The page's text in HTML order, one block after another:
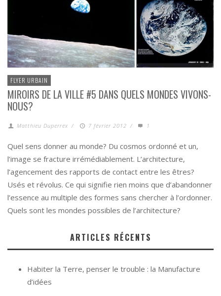
FLYER URBAIN
MIROIRS DE LA VILLE #5 DANS QUELS MONDES VIVONS-
NOUS?
Matthieu Duperrex / 7 février 2012 / 1
Quel sens donner au monde? Du cosmos ordonné et un,
l’image se fracture irrémédiablement. L’architecture,
l’agencement des rapports de contact entre les êtres?
Usés et révolus. Ce qui signifie rien moins que d’abandonner
l’essence au multiple des formes sans chercher à l’ordonner.
Quels sont les mondes possibles de l’architecture?
ARTICLES RÉCENTS
Habiter la Terre, penser le trouble : la Manufacture
d’idées